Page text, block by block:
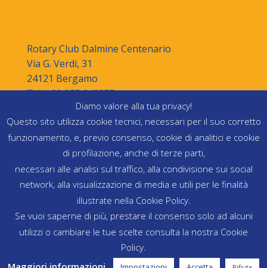
Rotary Club Dalmine Centenario
Via G. Verdi, 31
24121 Bergamo
Tel. +39 035 249955
segreteria@rotaryclubdalminecentenario.org
C.F. 95147460166
Diamo valore alla tua privacy!
Questo sito utilizza cookie tecnici, necessari per il suo corretto
funzionamento, e, previo consenso, cookie di analitici e cookie
di profilazione, anche di terze parti,
necessari alle analisi sul traffico, alla condivisione sui social
network, alla visualizzazione di media e utili per le finalità
illustrate nella Cookie Policy.
Se vuoi saperne di più, prestare il consenso solo ad alcuni
utilizzi o cambiare le tue scelte consulta la nostra Cookie
Policy.